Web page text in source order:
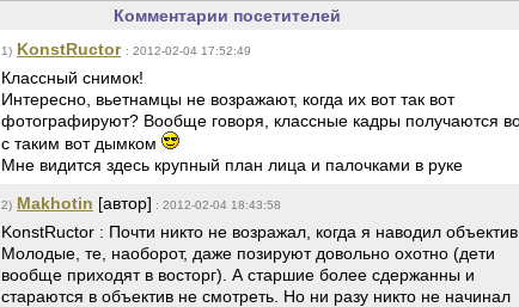
Комментарии посетителей
1) KonstRuctor : 2012-02-04 17:52:49
Классный снимок!
Интересно, вьетнамцы не возражают, когда их вот так вот
фотографируют? Вообще говоря, классные кадры получаются
с таким вот дымком
Мне видится здесь крупный план лица и палочками в руке
2) Makhotin [автор] : 2012-02-04 18:43:58
KonstRuctor : Почти никто не возражал, когда я наводил объектив.
Молодые, те, наоборот, даже позируют довольно охотно (дети
вообще приходят в восторг). А старшие более сдержанны и
стараются в объектив не смотреть. Но ни разу никто не начинал